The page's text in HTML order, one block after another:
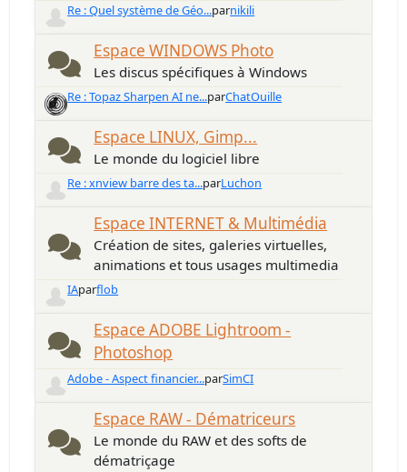
Re : Quel système de Géo...parnikili
Espace WINDOWS Photo
Les discus spécifiques à Windows
Re : Topaz Sharpen AI ne...parChatOuille
Espace LINUX, Gimp...
Le monde du logiciel libre
Re : xnview barre des ta...parLuchon
Espace INTERNET & Multimédia
Création de sites, galeries virtuelles,
animations et tous usages multimedia
IAparflob
Espace ADOBE Lightroom -
Photoshop
Adobe - Aspect financier...parSimCI
Espace RAW - Dématriceurs
Le monde du RAW et des softs de
dématriçage